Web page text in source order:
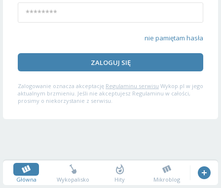
nie pamiętam hasła
ZALOGUJ SIĘ
Zalogowanie oznacza akceptację Regulaminu serwisu Wykop.pl w jego
aktualnym brzmieniu. Jeśli nie akceptujesz Regulaminu w całości,
prosimy o niekorzystanie z serwisu.
Główna Wykopalisko Hity Mikroblog